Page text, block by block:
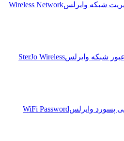
شبکه وایرلسWireless Network
شبکه وایرلسSterJo Wireless
وایرلسWiFi Password